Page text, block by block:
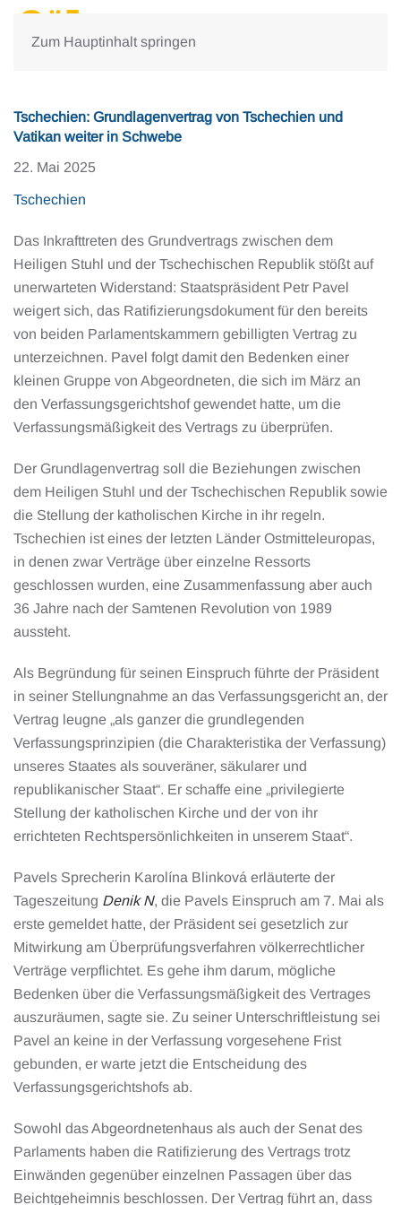
Zum Hauptinhalt springen
Tschechien: Grundlagenvertrag von Tschechien und
Vatikan weiter in Schwebe
22. Mai 2025
Tschechien
Das Inkrafttreten des Grundvertrags zwischen dem
Heiligen Stuhl und der Tschechischen Republik stößt auf
unerwarteten Widerstand: Staatspräsident Petr Pavel
weigert sich, das Ratifizierungsdokument für den bereits
von beiden Parlamentskammern gebilligten Vertrag zu
unterzeichnen. Pavel folgt damit den Bedenken einer
kleinen Gruppe von Abgeordneten, die sich im März an
den Verfassungsgerichtshof gewendet hatte, um die
Verfassungsmäßigkeit des Vertrags zu überprüfen.
Der Grundlagenvertrag soll die Beziehungen zwischen
dem Heiligen Stuhl und der Tschechischen Republik sowie
die Stellung der katholischen Kirche in ihr regeln.
Tschechien ist eines der letzten Länder Ostmitteleuropas,
in denen zwar Verträge über einzelne Ressorts
geschlossen wurden, eine Zusammenfassung aber auch
36 Jahre nach der Samtenen Revolution von 1989
aussteht.
Als Begründung für seinen Einspruch führte der Präsident
in seiner Stellungnahme an das Verfassungsgericht an, der
Vertrag leugne „als ganzer die grundlegenden
Verfassungsprinzipien (die Charakteristika der Verfassung)
unseres Staates als souveräner, säkularer und
republikanischer Staat“. Er schaffe eine „privilegierte
Stellung der katholischen Kirche und der von ihr
errichteten Rechtspersönlichkeiten in unserem Staat“.
Pavels Sprecherin Karolína Blinková erläuterte der
Tageszeitung Denik N, die Pavels Einspruch am 7. Mai als
erste gemeldet hatte, der Präsident sei gesetzlich zur
Mitwirkung am Überprüfungsverfahren völkerrechtlicher
Verträge verpflichtet. Es gehe ihm darum, mögliche
Bedenken über die Verfassungsmäßigkeit des Vertrages
auszuräumen, sagte sie. Zu seiner Unterschriftleistung sei
Pavel an keine in der Verfassung vorgesehene Frist
gebunden, er warte jetzt die Entscheidung des
Verfassungsgerichtshofs ab.
Sowohl das Abgeordnetenhaus als auch der Senat des
Parlaments haben die Ratifizierung des Vertrags trotz
Einwänden gegenüber einzelnen Passagen über das
Beichtgeheimnis beschlossen. Der Vertrag führt an, dass